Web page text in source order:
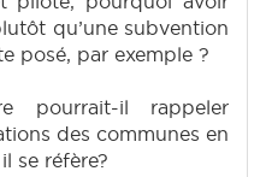
qu’une subvention
posé, par exemple ?
pourrait-il rappeler
des communes en
se réfère?